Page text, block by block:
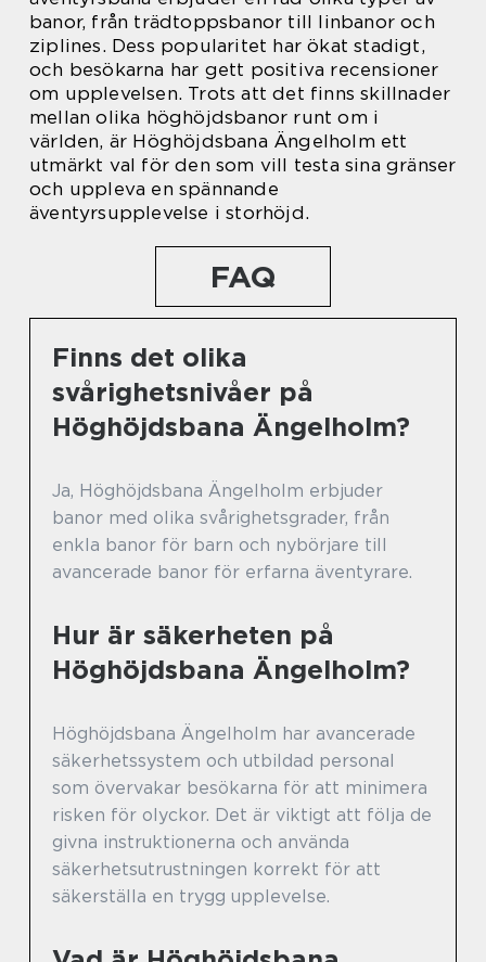
banor, från trädtoppsbanor till linbanor och
ziplines. Dess popularitet har ökat stadigt,
och besökarna har gett positiva recensioner
om upplevelsen. Trots att det finns skillnader
mellan olika höghöjdsbanor runt om i
världen, är Höghöjdsbana Ängelholm ett
utmärkt val för den som vill testa sina gränser
och uppleva en spännande
äventyrsupplevelse i storhöjd.
FAQ
Finns det olika
svårighetsnivåer på
Höghöjdsbana Ängelholm?
Ja, Höghöjdsbana Ängelholm erbjuder
banor med olika svårighetsgrader, från
enkla banor för barn och nybörjare till
avancerade banor för erfarna äventyrare.
Hur är säkerheten på
Höghöjdsbana Ängelholm?
Höghöjdsbana Ängelholm har avancerade
säkerhetssystem och utbildad personal
som övervakar besökarna för att minimera
risken för olyckor. Det är viktigt att följa de
givna instruktionerna och använda
säkerhetsutrustningen korrekt för att
säkerställa en trygg upplevelse.